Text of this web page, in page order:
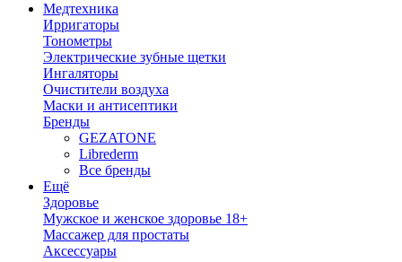
Медтехника
Ирригаторы
Тонометры
Электрические зубные щетки
Ингаляторы
Очистители воздуха
Маски и антисептики
Бренды
GEZATONE
Librederm
Все бренды
Ещё
Здоровье
Мужское и женское здоровье 18+
Массажер для простаты
Аксессуары